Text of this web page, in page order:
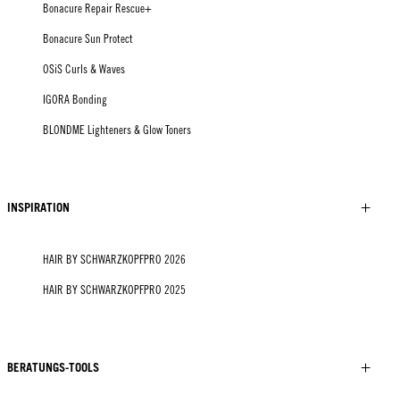
Bonacure Repair Rescue+
Bonacure Sun Protect
OSiS Curls & Waves
IGORA Bonding
BLONDME Lighteners & Glow Toners
INSPIRATION
HAIR BY SCHWARZKOPFPRO 2026
HAIR BY SCHWARZKOPFPRO 2025
BERATUNGS-TOOLS